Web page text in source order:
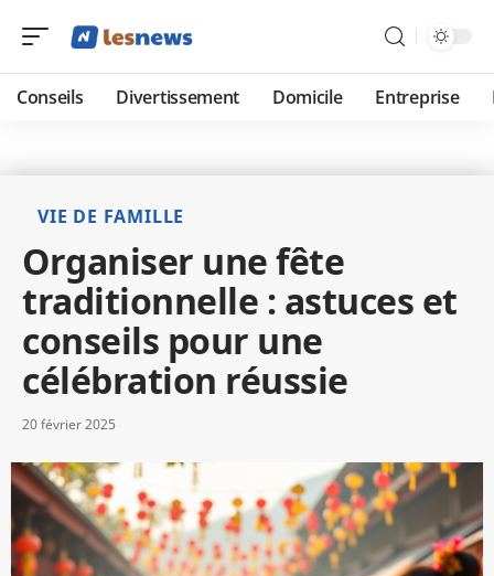
Conseils Divertissement Domicile Entreprise
VIE DE FAMILLE
Organiser une fête
traditionnelle : astuces et
conseils pour une
célébration réussie
20 février 2025